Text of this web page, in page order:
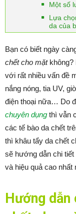
Một số
Lựa
da của
Bạn có biết ngày
chết cho mặtkhông?
với rất nhiều vấn đề
nắng nóng, tia UV,
điện thoại nữa… Do
chuyên dụng thì vẫn
các tế bào da chết
thì khâu tẩy da chết
sẽ hướng dẫn chi tiết
và hiệu quả cao nhất
Hướng